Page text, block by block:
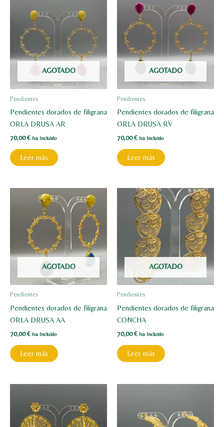
AGOTADO
Pendientes
Pendientes dorados de filigrana
ORLA DRUSA AR
70,00€ Iva Incluido
Leer más
AGOTADO
Pendientes
Pendientes dorados de filigrana
ORLA DRUSA RV
70,00€ Iva Incluido
Leer más
AGOTADO
Pendientes
Pendientes dorados de filigrana
ORLA DRUSA AA
70,00€ Iva Incluido
Leer más
AGOTADO
Pendientes
Pendientes dorados de filigrana
CONCHA
70,00€ Iva Incluido
Leer más